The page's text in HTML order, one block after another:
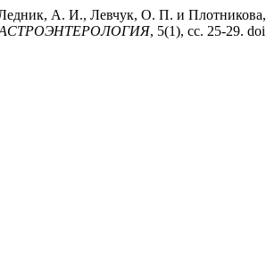
А. И., Левчук, О. П. и
, 5(1), сс. 25-29.